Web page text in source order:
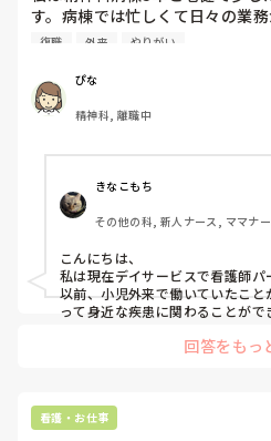
ますし、今後も教えていただく
なってしまうのではないかと不
このような場合、どうしたらよい
す。病棟では忙しくて日々の業務
最初はやりがいを感じられたの
ってしまいました。現在は離職
来に興味がありチャレンジして
来経験のある方、やりがいや大
復職 外来 やりがい
ぴな
精神科, 離職中
きなこもち
その他の科, 新人ナース, ママナー
こんにちは、
私は現在デイサービスで看護師パ
以前、小児外来で働いていたこ
って身近な疾患に関わることがで
とが出来るため経験になります
回答をもっ
看護・お仕事